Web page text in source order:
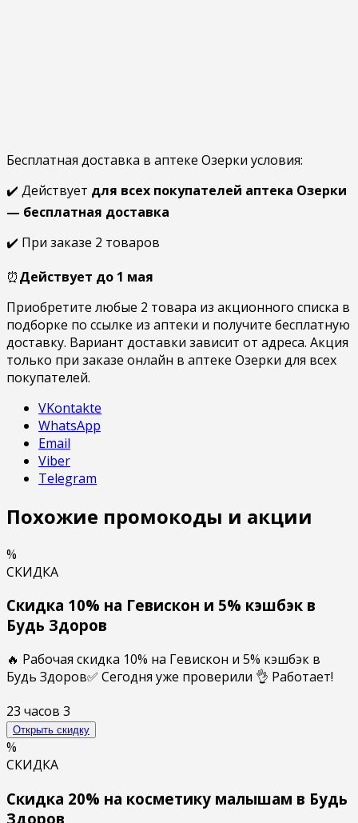
Бесплатная доставка в аптеке Озерки условия:
✔️ Действует для всех покупателей аптека Озерки
— бесплатная доставка
✔️ При заказе 2 товаров
⏰Действует до 1 мая
Приобретите любые 2 товара из акционного списка в
подборке по ссылке из аптеки и получите бесплатную
доставку. Вариант доставки зависит от адреса. Акция
только при заказе онлайн в аптеке Озерки для всех
покупателей.
VKontakte
WhatsApp
Email
Viber
Telegram
Похожие промокоды и акции
%
СКИДКА
Скидка 10% на Гевискон и 5% кэшбэк в
Будь Здоров
🔥 Рабочая скидка 10% на Гевискон и 5% кэшбэк в
Будь Здоров✅ Сегодня уже проверили 👌 Работает!
23 часов 3
Открыть скидку
%
СКИДКА
Скидка 20% на косметику малышам в Будь
Здоров